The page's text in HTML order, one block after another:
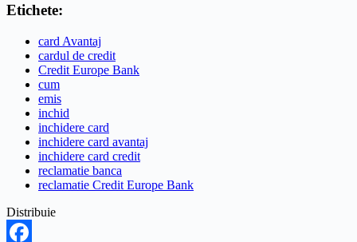
Etichete:
card Avantaj
cardul de credit
Credit Europe Bank
cum
emis
inchid
inchidere card
inchidere card avantaj
inchidere card credit
reclamatie banca
reclamatie Credit Europe Bank
Distribuie